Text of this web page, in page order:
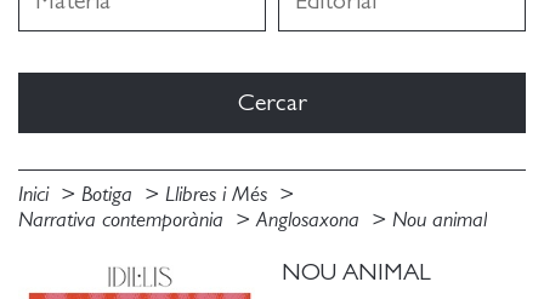
Inici Botiga
Llibres i Més
Narrativa contemporània
Anglosaxona Nou animal
NOU ANIMAL